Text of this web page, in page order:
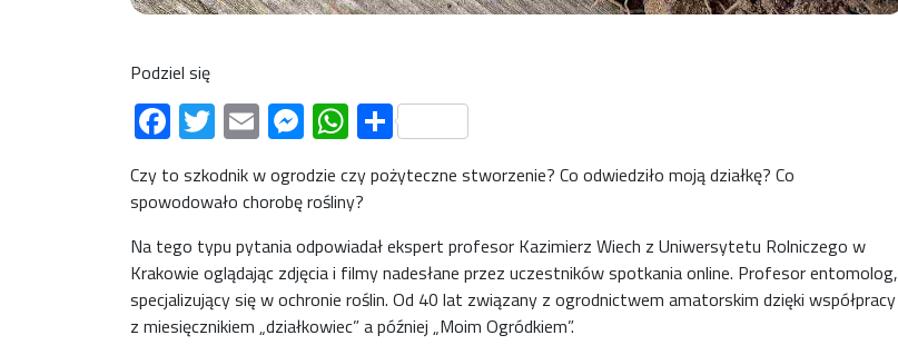
Podziel się
Facebook
Twitter
EmailMessenger
WhatsApp
Share
Czy to szkodnik w ogrodzie czy pożyteczne stworzenie? Co odwiedziło moją działkę? Co
spowodowało chorobę rośliny?
Na tego typu pytania odpowiadał ekspert profesor Kazimierz Wiech z Uniwersytetu Rolniczego w
Krakowie oglądając zdjęcia i filmy nadesłane przez uczestników spotkania online. Profesor entomolog,
specjalizujący się w ochronie roślin. Od 40 lat związany z ogrodnictwem amatorskim dzięki współpracy
z miesięcznikiem „działkowiec” a później „Moim Ogródkiem”.